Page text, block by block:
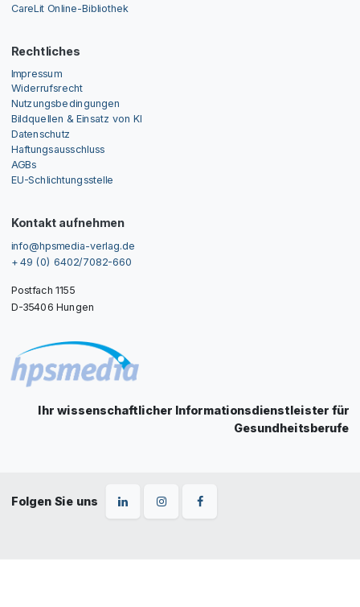
CareLit Online-Bibliothek
Rechtliches
Impressum
Widerrufsrecht
Nutzungsbedingungen
Bildquellen & Einsatz von KI
Datenschutz
Haftungsausschluss
AGBs
EU-Schlichtungsstelle
Kontakt aufnehmen
info@hpsmedia-verlag.de
+ 49 (0) 6402/7082-660
Postfach 1155
D-35406 Hungen
Ihr wissenschaftlicher Informationsdienstleister für
Gesundheitsberufe
Folgen Sie uns